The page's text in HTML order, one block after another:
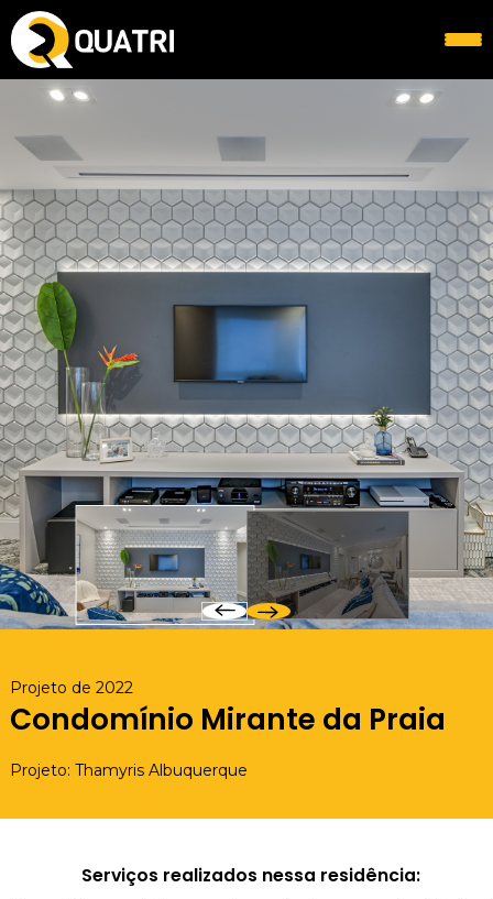
Condomínio Mirante da Praia
Projeto: Thamyris Albuquerque
Projeto de 2022
Serviços realizados nessa residência: